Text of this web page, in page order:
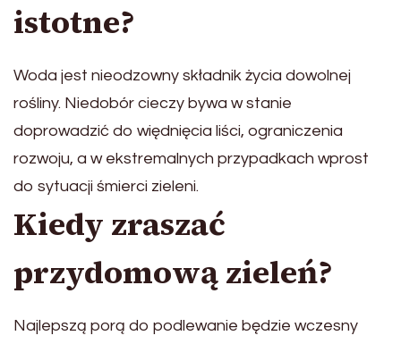
istotne?
Woda jest nieodzowny składnik życia dowolnej
rośliny. Niedobór cieczy bywa w stanie
doprowadzić do więdnięcia liści, ograniczenia
rozwoju, a w ekstremalnych przypadkach wprost
do sytuacji śmierci zieleni.
Kiedy zraszać
przydomową zieleń?
Najlepszą porą do podlewanie będzie wczesny